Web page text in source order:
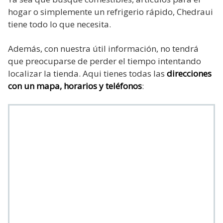
hogar o simplemente un refrigerio rápido, Chedraui
tiene todo lo que necesita.
Además, con nuestra útil información, no tendrá
que preocuparse de perder el tiempo intentando
localizar la tienda. Aqui tienes todas las direcciones
con un mapa, horarios y teléfonos: